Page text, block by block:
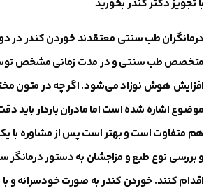
با تجویز دکتر کندر بخورید
درمانگران طب سنتی معتقدند خوردن کندر در
متخصص طب سنتی و در مدت زمانی مشخص توسط
افزایش هوش نوزاد می‌شود. اگر چه در متون
موضوع اشاره شده است اما مادران باردار باید
هم متفاوت است و بهتر است پس از مشاوره
و بررسی نوع طبع و مزاجشان به دستور درمانگر
اقدام کنند. خوردن کندر به صورت خودسرانه و با